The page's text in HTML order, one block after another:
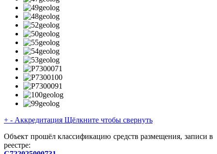
+ - Аккредитация Щёлкните чтобы свернуть
Объект прошёл классификацию средств размещения, записи в
реестре: